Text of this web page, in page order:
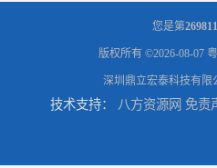
六盘水模拟法庭厂家
您是第
版权所有 ©2026-08-07
深圳鼎立宏泰科技有限
技术支持： 八方资源网 免责